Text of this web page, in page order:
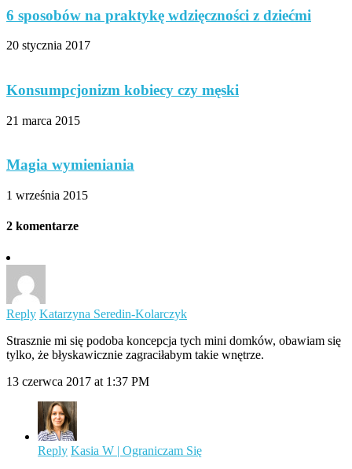
6 sposobów na praktykę wdzięczności z dziećmi
20 stycznia 2017
Konsumpcjonizm kobiecy czy męski
21 marca 2015
Magia wymieniania
1 września 2015
2 komentarze
Reply Katarzyna Seredin-Kolarczyk
Strasznie mi się podoba koncepcja tych mini domków, obawiam się
tylko, że błyskawicznie zagraciłabym takie wnętrze.
13 czerwca 2017 at 1:37 PM
Reply Kasia W | Ograniczam Się